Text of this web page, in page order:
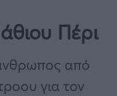
Πέρι
από
για τον